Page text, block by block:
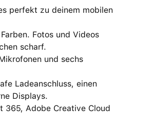
perfekt zu deinem mobilen
Fotos und Videos
scharf.
und sechs
Ladeanschluss, einen
Displays.
365, Adobe Creative Cloud